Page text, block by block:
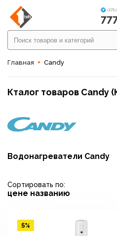
+375
Главная Candy
Кталог товаров Candy
Водонагреватели Candy
Сортировать по:
цене названию
5%